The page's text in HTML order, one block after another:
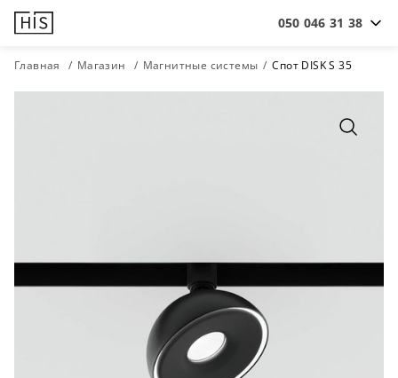
050 046 31 38
Главная Магазин Магнитные системы Спот DISK S 35